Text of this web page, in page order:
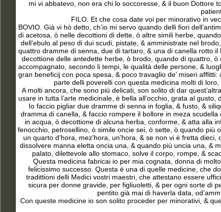
mi vi abbatevo, non era chi lo soccoresse, & il buon Dottore
FILO. Et che cosa date voi per minorativo in
BOVIO. Già vi hò detto, ch’io mi servo quando delli fiori
di acetosa, ò nelle decottioni di dette, ò altre simili herbe,
dell’ebulo al peso di dui scudi, pistate, & amministrate nel
quattro dramme di senna, due di tartaro, & una di canella rotto
decottione delle antedette herbe, ò brodo, quando di quattro,
accompagnato, secondo li tempi, le qualità delle persone, &
gran beneficij con poca spesa, & poco travaglio de’ miseri
parte delli poverelli con questa medicina molti di
A molti ancora, che sono più delicati, son solito di dar
usare in tutta l’arte medicinale, è bella all’occhio, grata al
Io faccio pigliar due dramme di senna in foglia, & fusto, &
dramma di canella, & faccio rompere il bollore in meza
in acqua, ò decottione di alcuna herba, conforme, & atta alla
fenocchio, petrosellino, ò simile oncie sei, ò sette, ò quando
un quarto d’hora, mez’hora, un’hora, & se non vi è fretta
dissolvere manna eletta oncia una, & quando più uncia una, &
palato, dilettevole allo stomaco, solve il corpo, rompe, &
Questa medicina fabricai io per mia cognata, donna di
felicissimo successo. Questa è una di quelle medicine, che
tradittioni delli Medici vostri maestri, che attestano essere
sicura per donne gravide, per figliuoletti, & per ogni sorte di
pentito già mai di haverla data,
Con queste medicine io son solito proceder per minorativi, &